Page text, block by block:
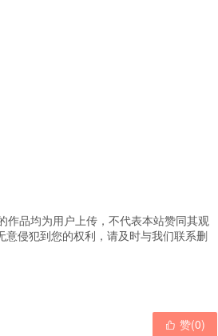
作品均为用户上传，不代表本站赞同其观
侵犯到您的权利，请及时与我们联系删
 赞(0)